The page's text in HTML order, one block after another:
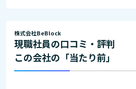
株式会社BeBlock
現職社員の口コミ・評判
この会社の「当たり前」